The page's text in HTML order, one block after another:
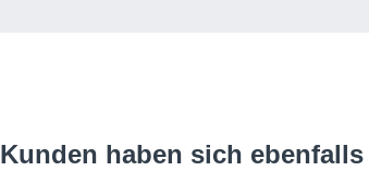
Produktgalerie überspringen
Kunden haben sich ebenfalls